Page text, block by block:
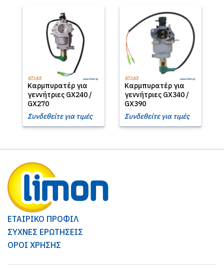
Καρμπυρατέρ για
γεννήτριες GX240 /
GX270
Συνδεθείτε για τιμές
Καρμπυρατέρ για
γεννήτριες GX340 /
GX390
Συνδεθείτε για τιμές
ΕΤΑΙΡΙΚΟ ΠΡΟΦΙΛ
ΣΥΧΝΕΣ ΕΡΩΤΗΣΕΙΣ
ΟΡΟΙ ΧΡΗΣΗΣ